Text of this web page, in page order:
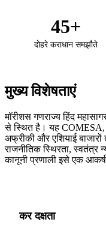
45+
दोहरे कराधान समझौते
मुख्य विशेषताएं
मॉरीशस गणराज्य हिंद
से स्थित है। यह
अफ्रीकी और एशियाई बाजारों
राजनीतिक स्थिरता, स्वतंत्र
कानूनी प्रणाली इसे एक
कर दक्षता